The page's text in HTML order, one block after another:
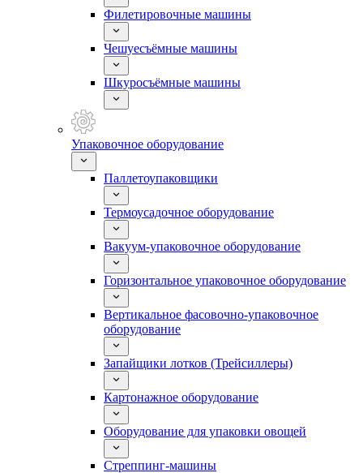
Филетировочные машины
Чешуесъёмные машины
Шкуросъёмные машины
Упаковочное оборудование
Паллетоупаковщики
Термоусадочное оборудование
Вакуум-упаковочное оборудование
Горизонтальное упаковочное оборудование
Вертикальное фасовочно-упаковочное
оборудование
Запайщики лотков (Трейсиллеры)
Картонажное оборудование
Оборудование для упаковки овощей
Стреппинг-машины